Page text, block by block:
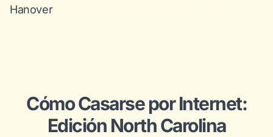
Hanover
Cómo Casarse por Internet:
Edición North Carolina